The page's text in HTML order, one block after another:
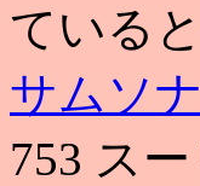
ている
サムソ
753 ス